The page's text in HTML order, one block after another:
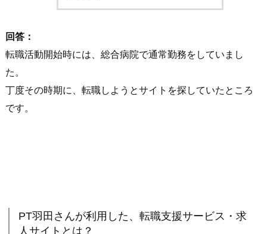
回答：
転職活動開始時には、総合病院で通常勤務をしていまし
た。
丁度その時期に、転職しようとサイトを探していたところ
です。
PT羽田さんが利用した、転職支援サービス・求
人サイトとは？